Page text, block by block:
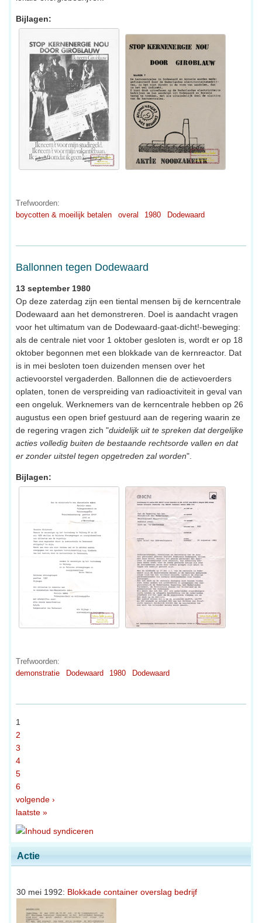
Actie
30 mei 1992: Blokkade container overslag bedrijf
Bijlagen:
Trefwoorden:
boycotten & moeilijk betalen
overal 1980 Dodewaard
Ballonnen tegen Dodewaard
13 september 1980
Op deze zaterdag zijn een tiental mensen bij de kerncentrale
Dodewaard aan het demonstreren. Doel is aandacht vragen
voor het ultimatum van de Dodewaard-gaat-dicht!-beweging:
als de centrale niet voor 1 oktober gesloten is, wordt er op 18
oktober begonnen met een blokkade van de kernreactor. Dat
is in mei besloten toen duizenden mensen over het
actievoorstel vergaderden. Ballonnen die de actievoerders
oplaten, tonen de verspreiding van radioactiviteit in geval van
een ongeluk. Werknemers van de kerncentrale hebben op 26
augustus een open brief gestuurd aan de regering waarin ze
de regering vragen zich "duidelijk uit te spreken dat dergelijke
acties volledig buiten de bestaande rechtsorde vallen en dat
er zonder uitstel tegen opgetreden zal worden".
Bijlagen:
Trefwoorden:
demonstratie
Dodewaard 1980 Dodewaard
1
2
3
4
5
6
volgende ›
laatste »